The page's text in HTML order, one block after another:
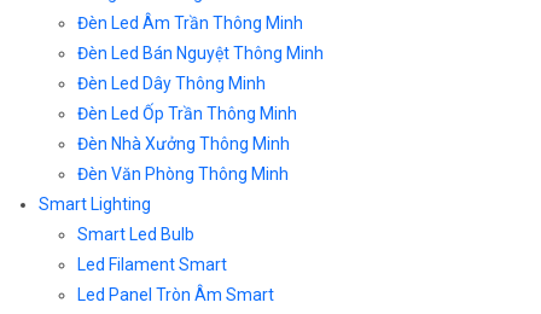
Đèn Led Âm Trần Thông Minh
Đèn Led Bán Nguyệt Thông Minh
Đèn Led Dây Thông Minh
Đèn Led Ốp Trần Thông Minh
Đèn Nhà Xưởng Thông Minh
Đèn Văn Phòng Thông Minh
Smart Lighting
Smart Led Bulb
Led Filament Smart
Led Panel Tròn Âm Smart